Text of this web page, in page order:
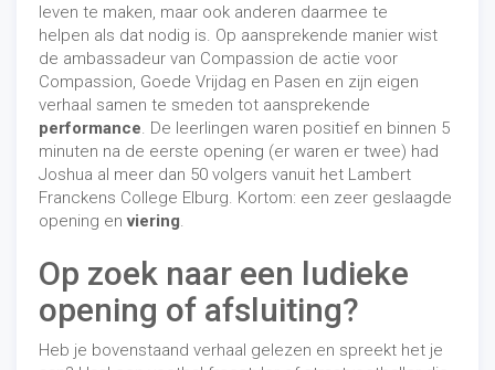
leven te maken, maar ook anderen daarmee te
helpen als dat nodig is. Op aansprekende manier wist
de ambassadeur van Compassion de actie voor
Compassion, Goede Vrijdag en Pasen en zijn eigen
verhaal samen te smeden tot aansprekende
performance. De leerlingen waren positief en binnen 5
minuten na de eerste opening (er waren er twee) had
Joshua al meer dan 50 volgers vanuit het Lambert
Franckens College Elburg. Kortom: een zeer geslaagde
opening enviering.
Op zoek naar een ludieke
opening of afsluiting?
Heb je bovenstaand verhaal gelezen en spreekt het je